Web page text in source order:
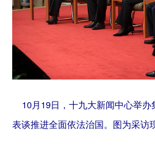
10月19日，十九大新闻中心举办
表谈推进全面依法治国。图为采访